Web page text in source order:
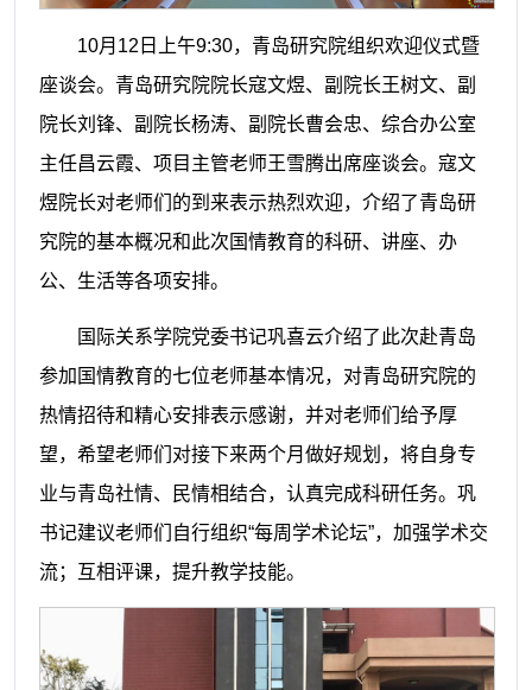
10月12日上午9:30，青岛研究院组织欢迎仪式暨
座谈会。青岛研究院院长寇文煜、副院长王树文、副
院长刘锋、副院长杨涛、副院长曹会忠、综合办公室
主任昌云霞、项目主管老师王雪腾出席座谈会。寇文
煜院长对老师们的到来表示热烈欢迎，介绍了青岛研
究院的基本概况和此次国情教育的科研、讲座、办
公、生活等各项安排。
国际关系学院党委书记巩喜云介绍了此次赴青岛
参加国情教育的七位老师基本情况，对青岛研究院的
热情招待和精心安排表示感谢，并对老师们给予厚
望，希望老师们对接下来两个月做好规划，将自身专
业与青岛社情、民情相结合，认真完成科研任务。巩
书记建议老师们自行组织“每周学术论坛”，加强学术交
流；互相评课，提升教学技能。